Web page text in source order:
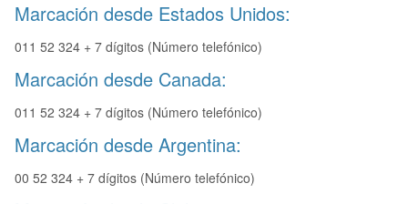
Marcación desde Estados Unidos:
011 52 324 + 7 dígitos (Número telefónico)
Marcación desde Canada:
011 52 324 + 7 dígitos (Número telefónico)
Marcación desde Argentina:
00 52 324 + 7 dígitos (Número telefónico)